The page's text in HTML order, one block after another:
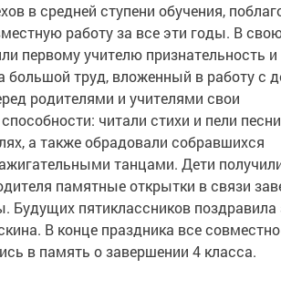
в средней ступени обучения,
работу за все эти годы. В
первому учителю признательность и
большой труд, вложенный в работу с
родителями и учителями свои
читали стихи и пели
а также обрадовали собравшихся
танцами. Дети
памятные открытки в связи
Будущих пятиклассников поздравила
В конце праздника все совместно
в память о завершении 4 класса.